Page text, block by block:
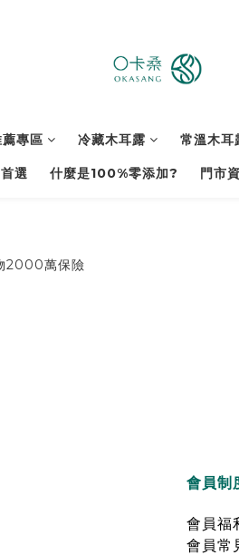
專區 冷藏木耳露 常溫木耳
選 什麼是100%零添加? 門市
2000萬保險
會員制
會員福
會員常